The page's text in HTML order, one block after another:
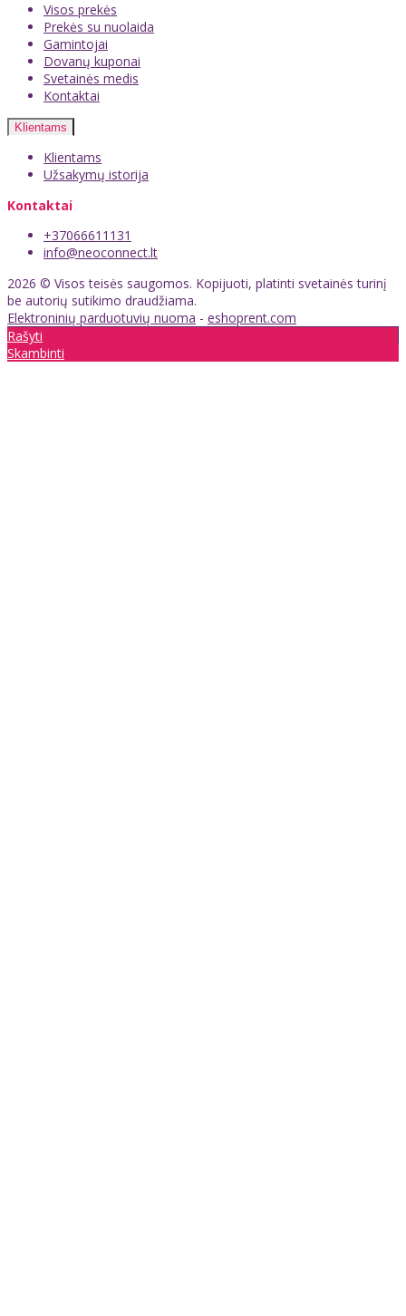
Visos prekės
Prekės su nuolaida
Gamintojai
Dovanų kuponai
Svetainės medis
Kontaktai
Klientams
Klientams
Užsakymų istorija
Kontaktai
+37066611131
info@neoconnect.lt
2026 © Visos teisės saugomos. Kopijuoti, platinti svetainės turinį
be autorių sutikimo draudžiama.
Elektroninių parduotuvių nuoma - eshoprent.com
Rašyti
Skambinti